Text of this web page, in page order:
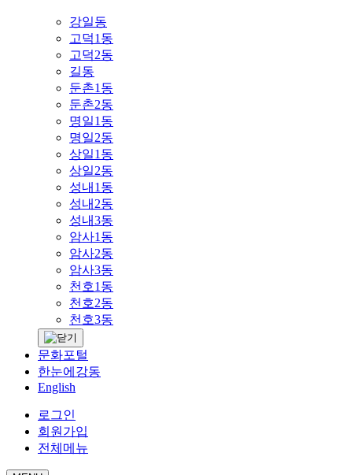
강일동
고덕1동
고덕2동
길동
둔촌1동
둔촌2동
명일1동
명일2동
상일1동
상일2동
성내1동
성내2동
성내3동
암사1동
암사2동
암사3동
천호1동
천호2동
천호3동
문화포털
한눈에강동
English
로그인
회원가입
전체메뉴